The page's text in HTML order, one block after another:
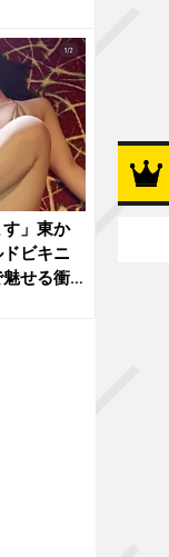
」東か
ビキニ
せる衝